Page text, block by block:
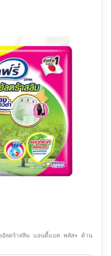
ลตร้าสลิม แอนตี้แบค พลัส+ ด้าน